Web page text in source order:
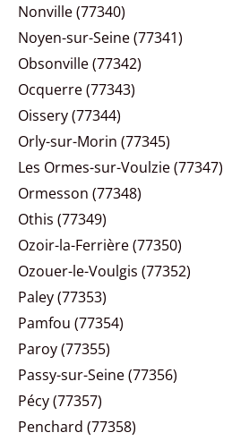
Nonville (77340)
Noyen-sur-Seine (77341)
Obsonville (77342)
Ocquerre (77343)
Oissery (77344)
Orly-sur-Morin (77345)
Les Ormes-sur-Voulzie (77347)
Ormesson (77348)
Othis (77349)
Ozoir-la-Ferrière (77350)
Ozouer-le-Voulgis (77352)
Paley (77353)
Pamfou (77354)
Paroy (77355)
Passy-sur-Seine (77356)
Pécy (77357)
Penchard (77358)